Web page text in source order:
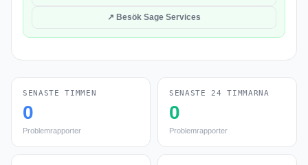
↗ Besök Sage Services
SENASTE TIMMEN
0
Problemrapporter
SENASTE 24 TIMMARNA
0
Problemrapporter